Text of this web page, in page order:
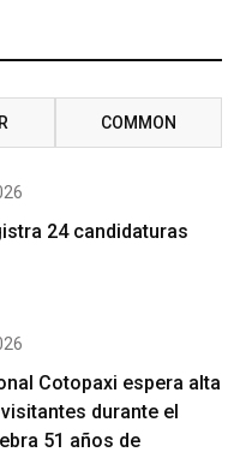
COMMON
24 candidaturas
Cotopaxi espera alta
durante el
51 años de